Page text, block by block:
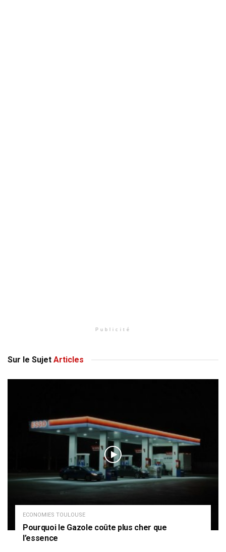
Publicité
Sur le Sujet Articles
ECONOMIES TOULOUSE
Pourquoi le Gazole coûte plus cher que
l’essence